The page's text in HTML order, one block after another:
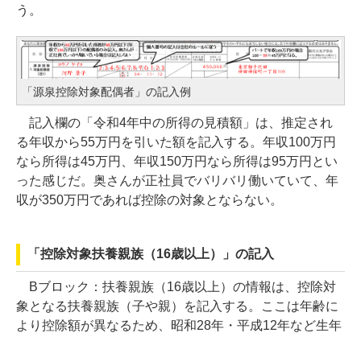
う。
「源泉控除対象配偶者」の記入例
記入欄の「令和4年中の所得の見積額」は、推定され
る年収から55万円を引いた額を記入する。年収100万円
なら所得は45万円、年収150万円なら所得は95万円とい
った感じだ。奥さんが正社員でバリバリ働いていて、年
収が350万円であれば控除の対象とならない。
「控除対象扶養親族（16歳以上）」の記入
Bブロック：扶養親族（16歳以上）の情報は、控除対
象となる扶養親族（子や親）を記入する。ここは年齢に
より控除額が異なるため、昭和28年・平成12年など生年